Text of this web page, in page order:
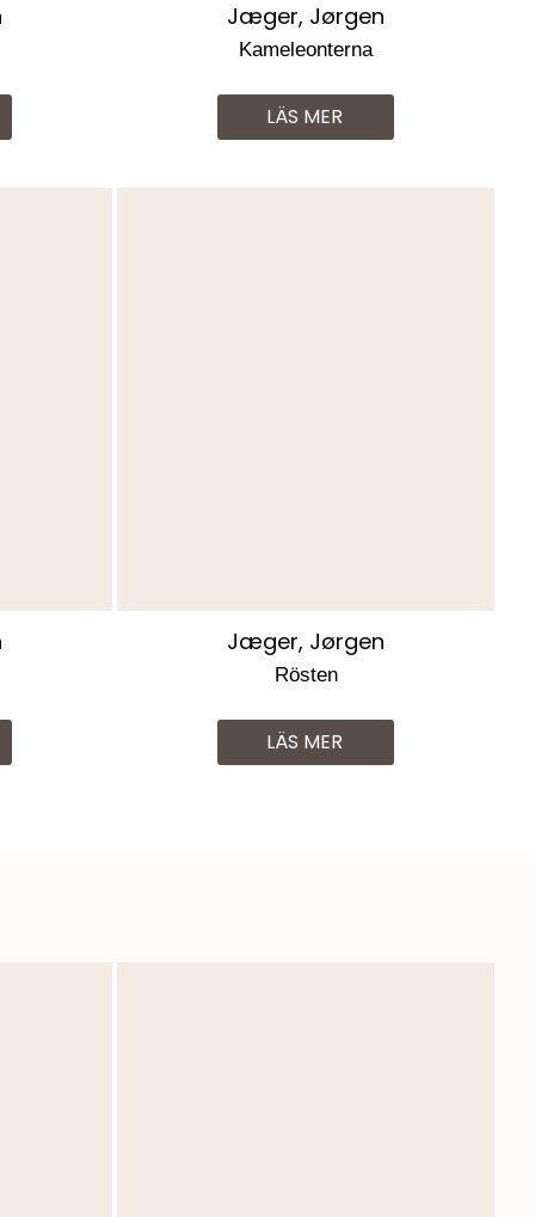
Jæger, Jørgen
Kameleonterna
LÄS MER
Jæger, Jørgen
Rösten
LÄS MER